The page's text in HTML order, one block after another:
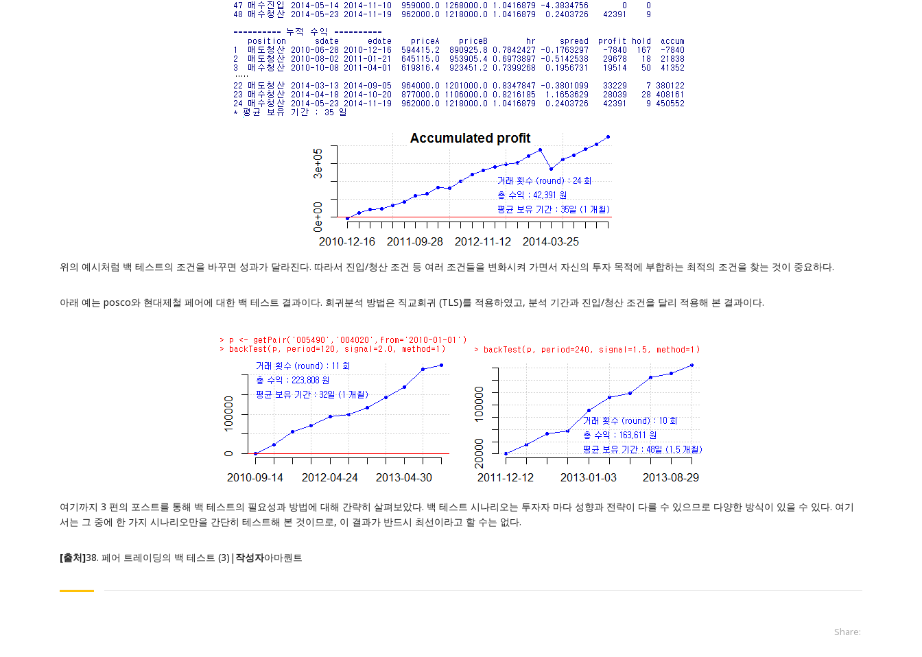
위의 예시처럼 백 테스트의 조건을 바꾸면 성과가 달라진다. 따라서 진입/청산 조건 등 여러 조건들을 변화시켜 가면서 자신의 투자 목적에 부합하는 최적의 조건을 찾는 것이 중요하다.
아래 예는 posco와 현대제철 페어에 대한 백 테스트 결과이다. 회귀분석 방법은 직교회귀 (TLS)를 적용하였고, 분석 기간과 진입/청산 조건을 달리 적용해 본 결과이다.
여기까지 3 편의 포스트를 통해 백 테스트의 필요성과 방법에 대해 간략히 살펴보았다. 백 테스트 시나리오는 투자자 마다 성향과 전략이 다를 수 있으므로 다양한 방식이 있을 수 있다. 여기
서는 그 중에 한 가지 시나리오만을 간단히 테스트해 본 것이므로, 이 결과가 반드시 최선이라고 할 수는 없다.
[출처]38. 페어 트레이딩의 백 테스트 (3) | 작성자아마퀀트
Share: